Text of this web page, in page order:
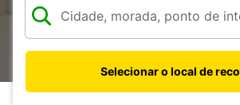
Selecionar o local de